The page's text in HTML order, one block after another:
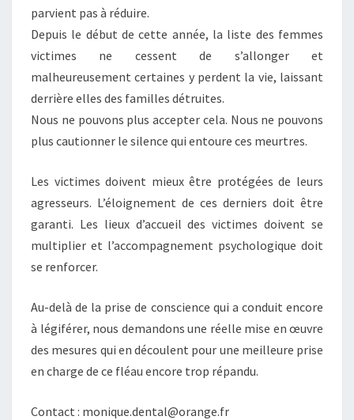
parvient pas à réduire.
Depuis le début de cette année, la liste des femmes
victimes ne cessent de s’allonger et
malheureusement certaines y perdent la vie, laissant
derrière elles des familles détruites.
Nous ne pouvons plus accepter cela. Nous ne pouvons
plus cautionner le silence qui entoure ces meurtres.
Les victimes doivent mieux être protégées de leurs
agresseurs. L’éloignement de ces derniers doit être
garanti. Les lieux d’accueil des victimes doivent se
multiplier et l’accompagnement psychologique doit
se renforcer.
Au-delà de la prise de conscience qui a conduit encore
à légiférer, nous demandons une réelle mise en œuvre
des mesures qui en découlent pour une meilleure prise
en charge de ce fléau encore trop répandu.
Contact : monique.dental@orange.fr